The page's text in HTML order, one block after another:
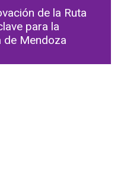
de la Ruta
para la
de Mendoza